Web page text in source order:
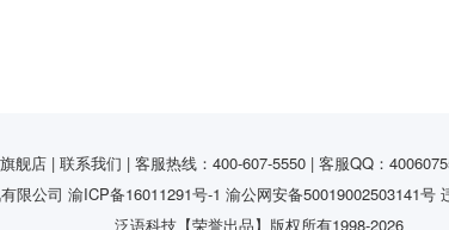
舰店 | 联系我们 | 客服热线：400-607-5550 | 客服QQ：
限公司 渝ICP备16011291号-1 渝公网安备50019002503141号
泛语科技【荣誉出品】版权所有1998-2026